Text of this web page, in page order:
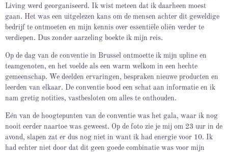
Living werd georganiseerd. Ik wist meteen dat ik daarheen moest
gaan. Het was een uitgelezen kans om de mensen achter dit geweldige
bedrijf te ontmoeten en mijn kennis over essentiële oliën verder te
verdiepen. Dus zonder aarzeling boekte ik mijn reis.
Op de dag van de conventie in Brussel ontmoette ik mijn upline en
teamgenoten, en het voelde als een warm welkom in een hechte
gemeenschap. We deelden ervaringen, bespraken nieuwe producten en
leerden van elkaar. De conventie bood een schat aan informatie en ik
nam gretig notities, vastbesloten om alles te onthouden.
Eén van de hoogtepunten van de conventie was het gala, waar ik nog
nooit eerder naartoe was geweest. Op de foto zie je mij om 23 uur in de
avond, slapen zat er dus nog niet in want ik had energie voor 10. Ik
had echter niet door dat dit geen goede combinatie was voor mijn